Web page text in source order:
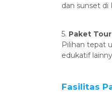
dan sunset di
‎5. Paket
‎Pilihan tepat
edukatif
‎Fasilitas